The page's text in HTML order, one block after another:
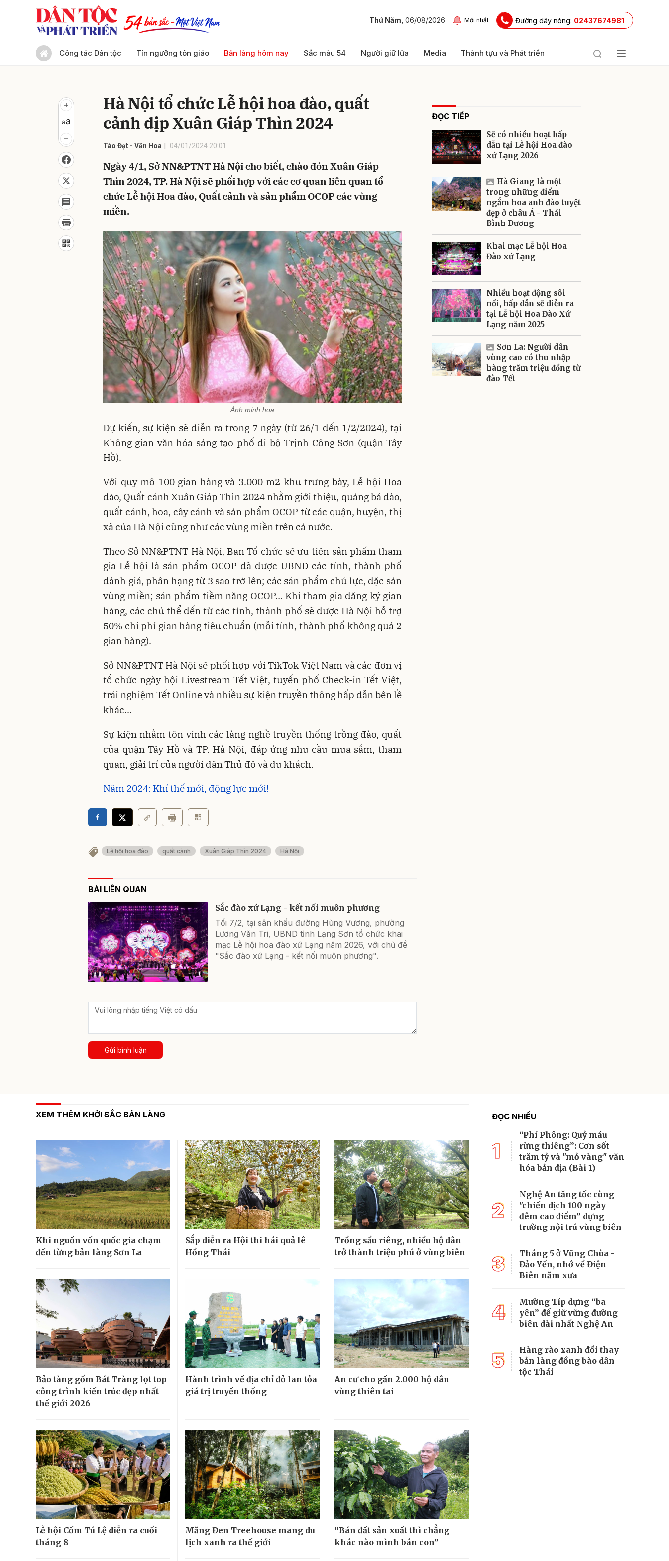
Thứ Năm, 06/08/2026 Mới nhất Đường dây nóng: 02437674981
Công tác Dân tộc Tín ngưỡng tôn giáo Bản làng hôm nay Sắc màu 54 Người giữ lửa Media Thành tựu và Phát triển
Hà Nội tổ chức Lễ hội hoa đào, quất
cảnh dịp Xuân Giáp Thìn 2024
Tào Đạt - Văn Hoa 04/01/2024 20:01
Ngày 4/1, Sở NN&PTNT Hà Nội cho biết, chào đón Xuân Giáp
Thìn 2024, TP. Hà Nội sẽ phối hợp với các cơ quan liên quan tổ
chức Lễ hội Hoa đào, Quất cảnh và sản phẩm OCOP các vùng
miền.
Ảnh minh họa
Dự kiến, sự kiện sẽ diễn ra trong 7 ngày (từ 26/1 đến 1/2/2024), tại
Không gian văn hóa sáng tạo phố đi bộ Trịnh Công Sơn (quận Tây
Hồ).
Với quy mô 100 gian hàng và 3.000 m2 khu trưng bày, Lễ hội Hoa
đào, Quất cảnh Xuân Giáp Thìn 2024 nhằm giới thiệu, quảng bá đào,
quất cảnh, hoa, cây cảnh và sản phẩm OCOP từ các quận, huyện, thị
xã của Hà Nội cũng như các vùng miền trên cả nước.
Theo Sở NN&PTNT Hà Nội, Ban Tổ chức sẽ ưu tiên sản phẩm tham
gia Lễ hội là sản phẩm OCOP đã được UBND các tỉnh, thành phố
đánh giá, phân hạng từ 3 sao trở lên; các sản phẩm chủ lực, đặc sản
vùng miền; sản phẩm tiềm năng OCOP… Khi tham gia đăng ký gian
hàng, các chủ thể đến từ các tỉnh, thành phố sẽ được Hà Nội hỗ trợ
50% chi phí gian hàng tiêu chuẩn (mỗi tỉnh, thành phố không quá 2
gian hàng).
Sở NN&PTNT Hà Nội sẽ phối hợp với TikTok Việt Nam và các đơn vị
tổ chức ngày hội Livestream Tết Việt, tuyến phố Check-in Tết Việt,
trải nghiệm Tết Online và nhiều sự kiện truyền thông hấp dẫn bên lề
khác...
Sự kiện nhằm tôn vinh các làng nghề truyền thống trồng đào, quất
của quận Tây Hồ và TP. Hà Nội, đáp ứng nhu cầu mua sắm, tham
quan, giải trí của người dân Thủ đô và du khách.
Năm 2024: Khí thế mới, động lực mới!
Lễ hội hoa đào quất cảnh Xuân Giáp Thìn 2024 Hà Nội
BÀI LIÊN QUAN
Sắc đào xứ Lạng - kết nối muôn phương
Tối 7/2, tại sân khấu đường Hùng Vương, phường
Lương Văn Tri, UBND tỉnh Lạng Sơn tổ chức khai
mạc Lễ hội hoa đào xứ Lạng năm 2026, với chủ đề
"Sắc đào xứ Lạng - kết nối muôn phương".
Gửi bình luận
ĐỌC TIẾP
Sẽ có nhiều hoạt hấp
dẫn tại Lễ hội Hoa đào
xứ Lạng 2026
Hà Giang là một
trong những điểm
ngắm hoa anh đào tuyệt
đẹp ở châu Á - Thái
Bình Dương
Khai mạc Lễ hội Hoa
Đào xứ Lạng
Nhiều hoạt động sôi
nổi, hấp dẫn sẽ diễn ra
tại Lễ hội Hoa Đào Xứ
Lạng năm 2025
Sơn La: Người dân
vùng cao có thu nhập
hàng trăm triệu đồng từ
đào Tết
XEM THÊM KHỞI SẮC BẢN LÀNG
Khi nguồn vốn quốc gia chạm
đến từng bản làng Sơn La
Sắp diễn ra Hội thi hái quả lê
Hồng Thái
Trồng sầu riêng, nhiều hộ dân
trở thành triệu phú ở vùng biên
Bảo tàng gốm Bát Tràng lọt top
công trình kiến trúc đẹp nhất
thế giới 2026
Hành trình về địa chỉ đỏ lan tỏa
giá trị truyền thống
An cư cho gần 2.000 hộ dân
vùng thiên tai
Lễ hội Cốm Tú Lệ diễn ra cuối
tháng 8
Măng Đen Treehouse mang du
lịch xanh ra thế giới
“Bán đất sản xuất thì chẳng
khác nào mình bán con”
ĐỌC NHIỀU
1
“Phí Phông: Quỷ máu
rừng thiêng”: Cơn sốt
trăm tỷ và "mỏ vàng" văn
hóa bản địa (Bài 1)
2
Nghệ An tăng tốc cùng
"chiến dịch 100 ngày
đêm cao điểm” dựng
trường nội trú vùng biên
3
Tháng 5 ở Vũng Chùa -
Đảo Yến, nhớ về Điện
Biên năm xưa
4
Mường Típ dựng “ba
yên” để giữ vững đường
biên dài nhất Nghệ An
5
Hàng rào xanh đổi thay
bản làng đồng bào dân
tộc Thái
Gửi bình luận
Gửi